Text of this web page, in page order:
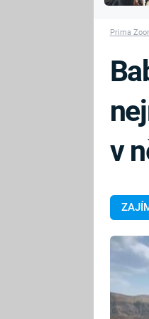
PRVNÍ SVĚTOVÁ
Prima
v